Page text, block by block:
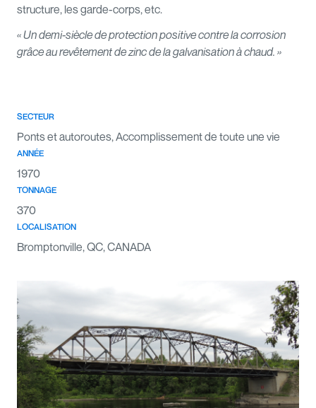
structure, les garde-corps, etc.
« Un demi-siècle de protection positive contre la corrosion
grâce au revêtement de zinc de la galvanisation à chaud. »
SECTEUR
Ponts et autoroutes, Accomplissement de toute une vie
ANNÉE
1970
TONNAGE
370
LOCALISATION
Bromptonville, QC, CANADA